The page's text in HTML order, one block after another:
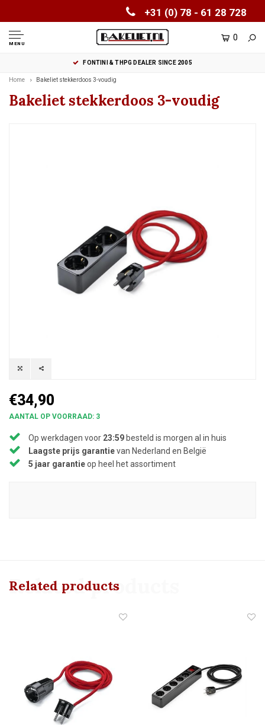
+31 (0) 78 - 61 28 728
MENU
0
FONTINI & THPG DEALER SINCE 2005
Home Bakeliet stekkerdoos 3-voudig
Bakeliet stekkerdoos 3-voudig
€34,90
AANTAL OP VOORRAAD: 3
Op werkdagen voor 23:59 besteld is morgen al in huis
Laagste prijs garantievan Nederland en België
5 jaar garantieop heel het assortiment
Related products
Related products